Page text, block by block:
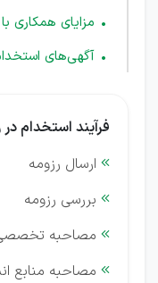
مزایای همکاری
آگهی‌های
فرآیند استخدام
 ارسال رزومه
 بررسی رزومه
 مصاحبه
 مصاحبه منابع